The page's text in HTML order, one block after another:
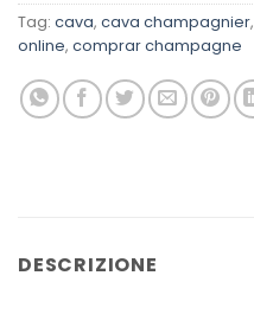
Tag: cava, cava champagnier,
online, comprar champagne
DESCRIZIONE